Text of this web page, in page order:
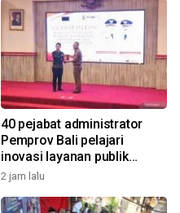
40 pejabat administrator
Pemprov Bali pelajari
inovasi layanan publik
Bangli
2 jam lalu